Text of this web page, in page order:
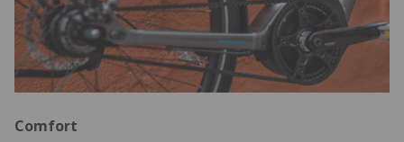
Comfort